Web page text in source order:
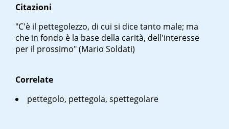
Citazioni
"C'è il pettegolezzo, di cui si dice tanto male; ma
che in fondo è la base della carità, dell'interesse
per il prossimo" (Mario Soldati)
Correlate
pettegolo, pettegola, spettegolare